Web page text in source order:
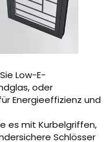
Low-E-
oder
Energieeffizienz und
es mit Kurbelgriffen,
Schlösser